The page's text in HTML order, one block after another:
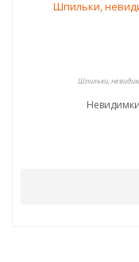
Шпильки,